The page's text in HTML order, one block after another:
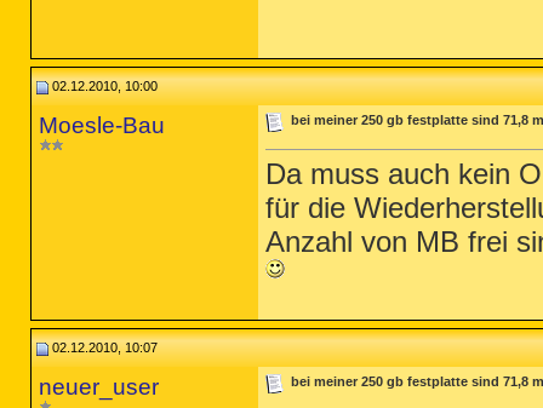
02.12.2010, 10:00
Moesle-Bau bei meiner 250 gb festplatte sind 71,8
Da muss auch kein
für die
Anzahl von MB frei
02.12.2010, 10:07
neuer_user bei meiner 250 gb festplatte sind 71,8